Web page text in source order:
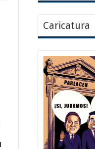
Caricatura